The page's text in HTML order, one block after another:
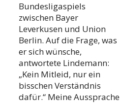
Bundesligaspiels
zwischen Bayer
Leverkusen und Union
Berlin. Auf die Frage, was
er sich wünsche,
antwortete Lindemann:
„Kein Mitleid, nur ein
bisschen Verständnis
dafür.“ Meine Aussprache